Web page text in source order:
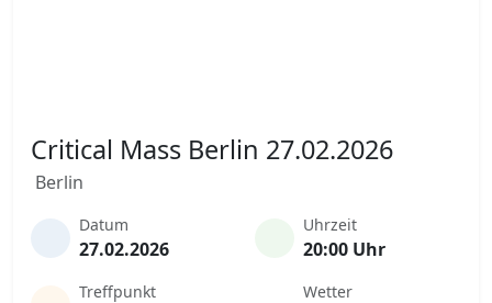
Critical Mass Berlin 27.02.2026
Berlin
Datum
27.02.2026
Uhrzeit
20:00 Uhr
Treffpunkt Wetter